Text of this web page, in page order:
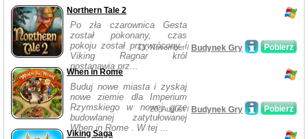
Northern Tale 2
Po zła czarownica Gesta
został pokonany, czas
pokoju został przywrócony i
Viking Ragnar król
postanawia prz...
Pobierz
13, November / Budynek Gry
When in Rome
Buduj nowe miasta i zyskaj
nowe ziemie dla Imperium
Rzymskiego w nowej grze
budowlanej zatytułowanej
When in Rome . W tej ...
Pobierz
20, August / Budynek Gry
Viking Saga